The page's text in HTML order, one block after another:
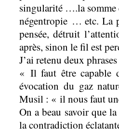
singularité ….la
négentropie … etc. La
pensée, détruit
après, sinon le fil est
J’ai retenu deux
« Il faut être capable
évocation du gaz
Musil : « il nous faut
On a beau savoir que
la contradiction